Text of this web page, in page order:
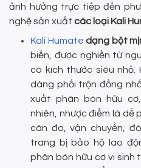
ảnh hưởng trực tiếp đến
nghệ sản xuất các loại Kali
Kali Humate dạng bột
biến, được nghiền từ
có kích thước siêu
dàng phối trộn đồng
xuất phân bón hữu
nhiên, nhược điểm là dễ
cân đo, vận chuyển,
trang bị bảo hộ lao
phân bón hữu cơ vi sinh